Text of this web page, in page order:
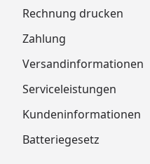
Rechnung drucken
Zahlung
Versandinformationen
Serviceleistungen
Kundeninformationen
Batteriegesetz